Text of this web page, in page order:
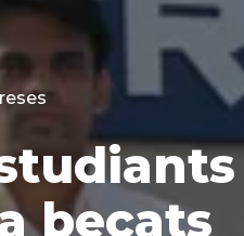
Categories
becats